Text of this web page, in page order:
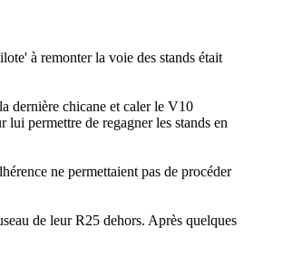
à remonter la voie des stands était
dernière chicane et caler le V10
permettre de regagner les stands en
ne permettaient pas de procéder
de leur R25 dehors. Après quelques